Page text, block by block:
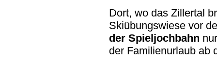
Dort, wo das Zillertal
Skiübungswiese vor
der Spieljochbahn
der Familienurlaub ab